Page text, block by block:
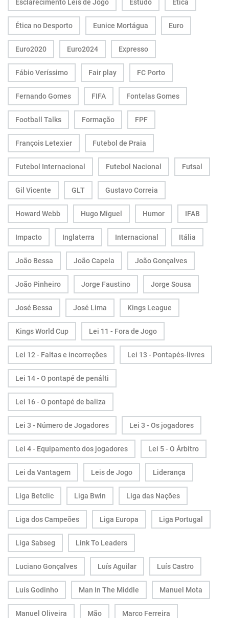
Esclarecimento Leis de Jogo Estudo Ética
Ética no Desporto Eunice Mortágua Euro
Euro2020 Euro2024 Expresso
Fábio Veríssimo Fair play FC Porto
Fernando Gomes FIFA Fontelas Gomes
Football Talks Formação FPF
François Letexier Futebol de Praia
Futebol Internacional Futebol Nacional Futsal
Gil Vicente GLT Gustavo Correia
Howard Webb Hugo Miguel Humor IFAB
Impacto Inglaterra Internacional Itália
João Bessa João Capela João Gonçalves
João Pinheiro Jorge Faustino Jorge Sousa
José Bessa José Lima Kings League
Kings World Cup Lei 11 - Fora de Jogo
Lei 12 - Faltas e incorreções Lei 13 - Pontapés-livres
Lei 14 - O pontapé de penálti
Lei 16 - O pontapé de baliza
Lei 3 - Número de Jogadores Lei 3 - Os jogadores
Lei 4 - Equipamento dos jogadores Lei 5 - O Árbitro
Lei da Vantagem Leis de Jogo Liderança
Liga Betclic Liga Bwin Liga das Nações
Liga dos Campeões Liga Europa Liga Portugal
Liga Sabseg Link To Leaders
Luciano Gonçalves Luís Aguilar Luís Castro
Luís Godinho Man In The Middle Manuel Mota
Manuel Oliveira Mão Marco Ferreira